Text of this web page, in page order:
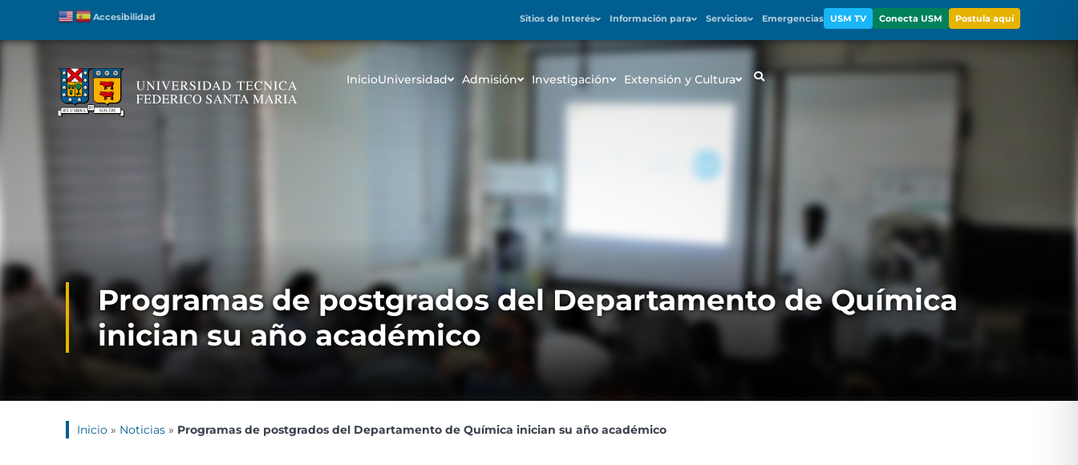
Accesibilidad Sitios de Interés Información para Servicios Emergencias USM TV Conecta USM Postula aquí
InicioUniversidad Admisión Investigación Extensión y Cultura
Programas de postgrados del Departamento de Química
inician su año académico
Inicio » Noticias » Programas de postgrados del Departamento de Química inician su año académico